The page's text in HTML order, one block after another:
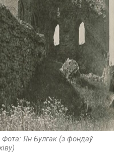
Фота: Ян Булгак (з фондаў